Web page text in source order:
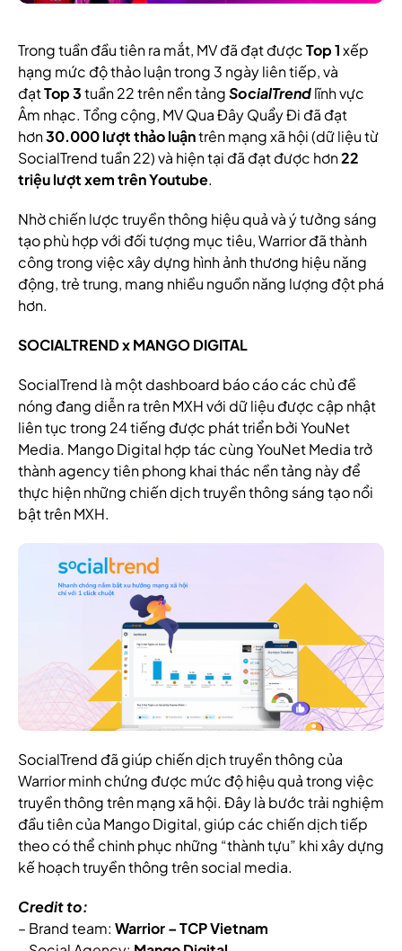
Trong tuần đầu tiên ra mắt, MV đã đạt đượcTop 1xếp
hạng mức độ thảo luận trong 3 ngày liên tiếp, và
đạtTop 3tuần 22 trên nền tảngSocialTrendlĩnh vực
Âm nhạc. Tổng cộng, MV Qua Đây Quẩy Đi đã đạt
hơn30.000 lượt thảo luậntrên mạng xã hội (dữ liệu từ
SocialTrend tuần 22) và hiện tại đã đạt được hơn22
triệu lượt xemtrên Youtube.
Nhờ chiến lược truyền thông hiệu quả và ý tưởng sáng
tạo phù hợp với đối tượng mục tiêu, Warrior đã thành
công trong việc xây dựng hình ảnh thương hiệu năng
động, trẻ trung, mang nhiều nguồn năng lượng đột phá
hơn.
SOCIALTREND x MANGO DIGITAL
SocialTrend là một dashboard báo cáo các chủ đề
nóng đang diễn ra trên MXH với dữ liệu được cập nhật
liên tục trong 24 tiếng được phát triển bởi YouNet
Media. Mango Digital hợp tác cùng YouNet Media trở
thành agency tiên phong khai thác nền tảng này để
thực hiện những chiến dịch truyền thông sáng tạo nổi
bật trên MXH.
SocialTrend đã giúp chiến dịch truyền thông của
Warrior minh chứng được mức độ hiệu quả trong việc
truyền thông trên mạng xã hội. Đây là bước trải nghiệm
đầu tiên của Mango Digital, giúp các chiến dịch tiếp
theo có thể chinh phục những “thành tựu” khi xây dựng
kế hoạch truyền thông trên social media.
Credit to:
– Brand team: Warrior – TCP Vietnam